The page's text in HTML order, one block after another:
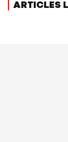
ARTICLES